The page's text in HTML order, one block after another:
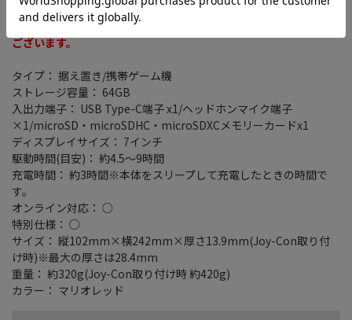
※クーポンプレゼントキャンペーンは対象外になります
※メーカーキャンペーン特典等はロットにより添付がない場合が
ございます。
タイプ： 据え置き/携帯ゲーム機
ストレージ容量： 64GB
入出力端子： USB Type-C端子 x1/ヘッドホンマイク端子
×1/microSD・microSDHC・microSDXCメモリーカードx1
ディスプレイサイズ： 7インチ
駆動時間(目安)： 約4.5～9時間
充電時間： 約3時間※本体をスリープして充電したときの時間で
す。
オンライン対応： ○
特別仕様： ○
サイズ： 縦102mm×横242mm×厚さ13.9mm(Joy-Con取り付
け時)※最大の厚さは28.4mm
重量： 約320g(Joy-Con取り付け時 約420g)
カラー： マリオレッド